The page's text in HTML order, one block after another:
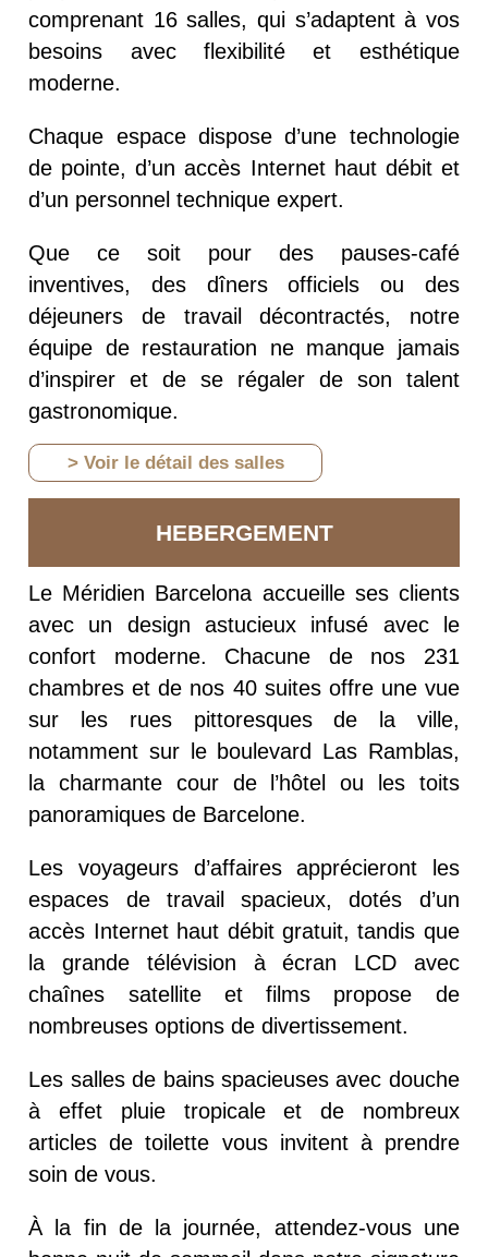
comprenant 16 salles, qui s’adaptent à vos
besoins avec flexibilité et esthétique
moderne.
Chaque espace dispose d’une technologie
de pointe, d’un accès Internet haut débit et
d’un personnel technique expert.
Que ce soit pour des pauses-café
inventives, des dîners officiels ou des
déjeuners de travail décontractés, notre
équipe de restauration ne manque jamais
d’inspirer et de se régaler de son talent
gastronomique.
> Voir le détail des salles
HEBERGEMENT
Le Méridien Barcelona accueille ses clients
avec un design astucieux infusé avec le
confort moderne.
Chacune de nos 231
chambres et de nos 40 suites offre une vue
sur les rues pittoresques de la ville,
notamment sur le boulevard Las Ramblas,
la charmante cour de l’hôtel ou les toits
panoramiques de Barcelone.
Les voyageurs d’affaires apprécieront les
espaces de travail spacieux, dotés d’un
accès Internet haut débit gratuit, tandis que
la grande télévision à écran LCD avec
chaînes satellite et films propose de
nombreuses options de divertissement.
Les salles de bains spacieuses avec douche
à effet pluie tropicale et de nombreux
articles de toilette vous invitent à prendre
soin de vous.
À la fin de la journée, attendez-vous une